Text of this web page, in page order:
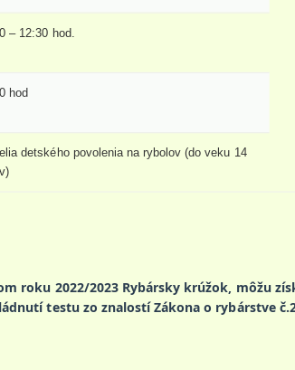
– 12:30 hod.
hod
detského povolenia na rybolov (do veku 14
roku 2022/2023 Rybársky krúžok, môžu
testu zo znalostí Zákona o rybárstve